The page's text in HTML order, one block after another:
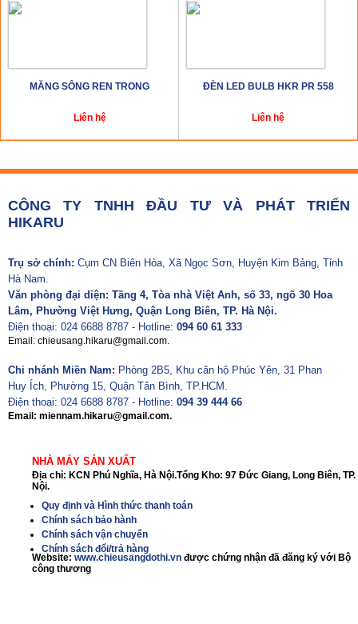
MĂNG SÔNG REN TRONG
Liên hệ
ĐÈN LED BULB HKR PR 558
Liên hệ
CÔNG TY TNHH ĐẦU TƯ VÀ PHÁT TRIỂN
HIKARU
Trụ sở chính: Cụm CN Biên Hòa, Xã Ngọc Sơn, Huyện Kim Bảng, Tỉnh
Hà Nam.
Văn phòng đại diện: Tầng 4, Tòa nhà Việt Anh, số 33, ngõ 30 Hoa
Lâm, Phường Việt Hưng, Quận Long Biên, TP. Hà Nội.
Điện thoại: 024 6688 8787 - Hotline: 094 60 61 333
Email: chieusang.hikaru@gmail.com.
Chi nhánh Miền Nam: Phòng 2B5, Khu căn hộ Phúc Yên, 31 Phan
Huy Ích, Phường 15, Quận Tân Bình, TP.HCM.
Điện thoại: 024 6688 8787 - Hotline: 094 39 444 66
Email: miennam.hikaru@gmail.com.
NHÀ MÁY SẢN XUẤT
Địa chỉ: KCN Phú Nghĩa, Hà Nội.Tổng Kho: 97 Đức Giang, Long Biên, TP.
Nội.
Quy định và Hình thức thanh toán
Chính sách bảo hành
Chính sách vận chuyển
Chính sách đổi/trả hàng
Website: www.chieusangdothi.vn được chứng nhận đã đăng ký với Bộ
công thương